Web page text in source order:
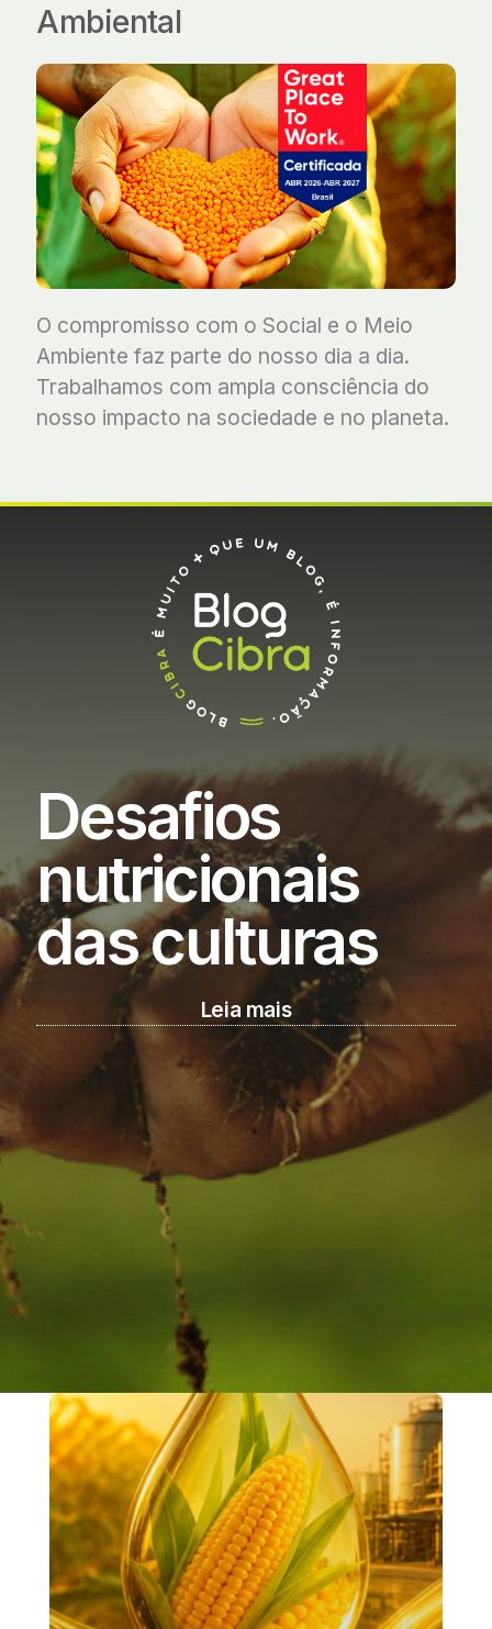
Ambiental
O compromisso com o Social e o Meio
Ambiente faz parte do nosso dia a dia.
Trabalhamos com ampla consciência do
nosso impacto na sociedade e no planeta.
Desafios
nutricionais
das culturas
Leia mais